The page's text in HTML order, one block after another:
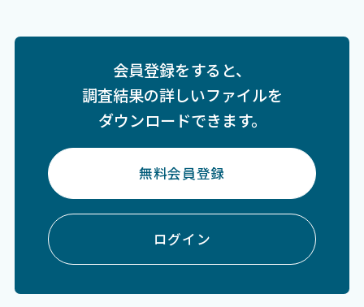
会員登録をすると、
調査結果の詳しいファイルを
ダウンロードできます。
無料会員登録
ログイン